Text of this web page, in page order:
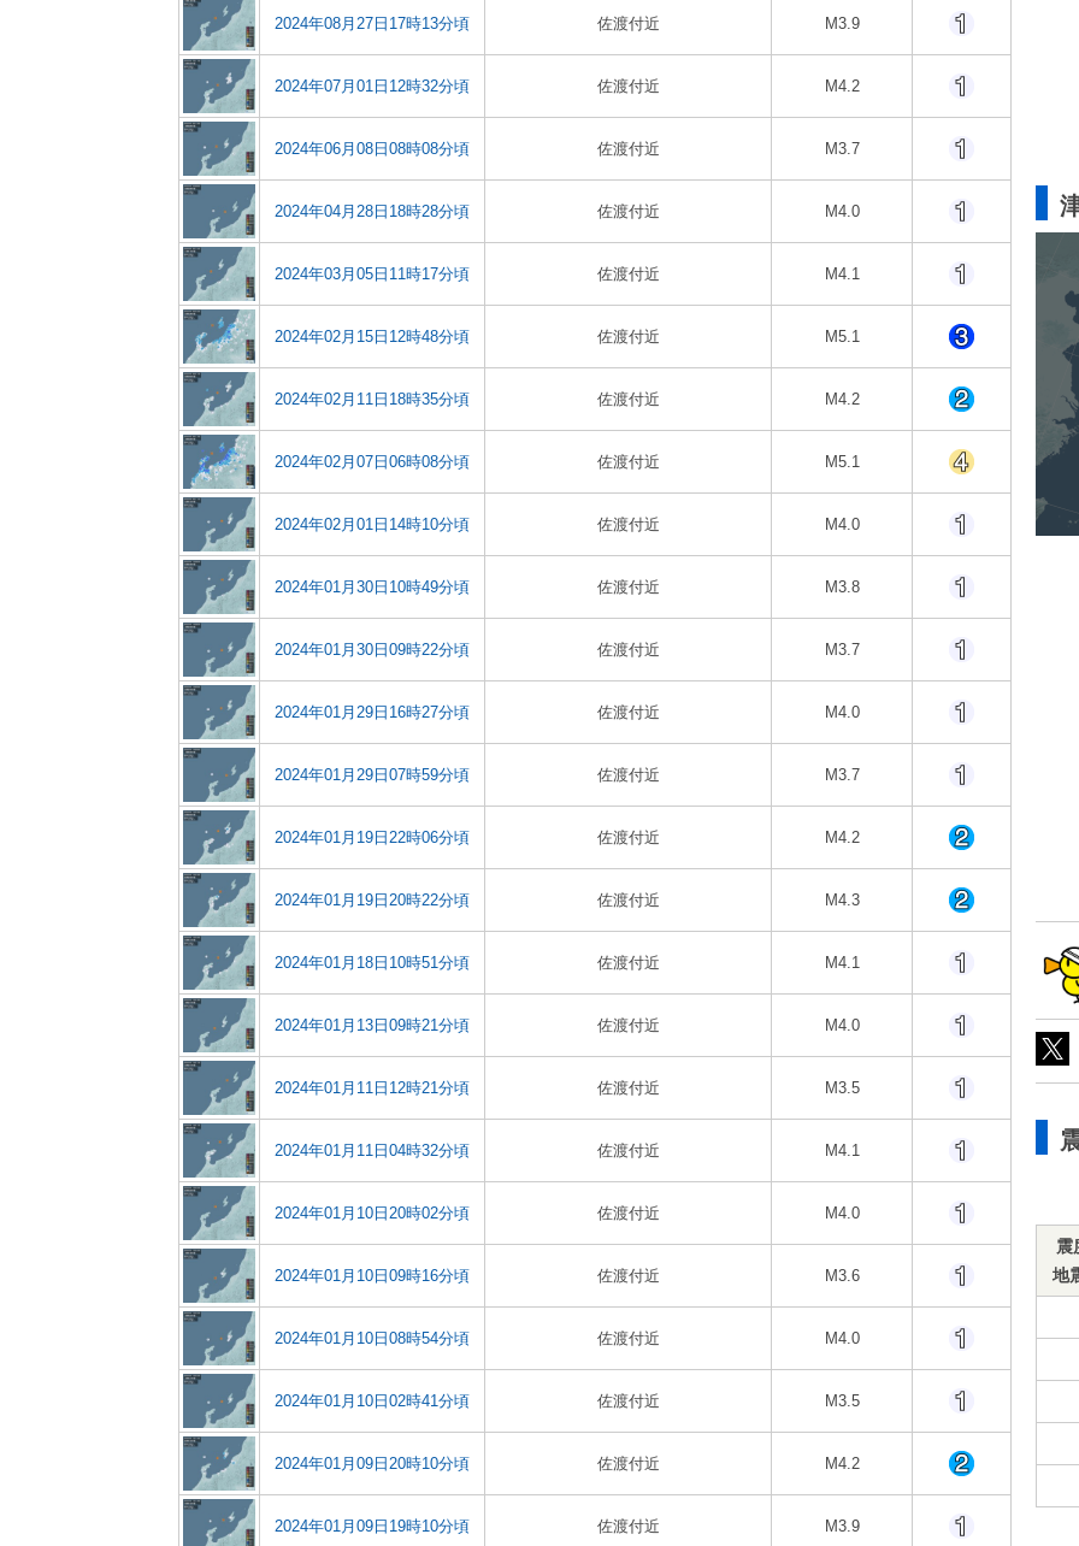
2024年08月27日17時13分頃 佐渡付近 M3.9
2024年07月01日12時32分頃 佐渡付近 M4.2
2024年06月08日08時08分頃 佐渡付近 M3.7
2024年04月28日18時28分頃 佐渡付近 M4.0
2024年03月05日11時17分頃 佐渡付近 M4.1
2024年02月15日12時48分頃 佐渡付近 M5.1
2024年02月11日18時35分頃 佐渡付近 M4.2
2024年02月07日06時08分頃 佐渡付近 M5.1
2024年02月01日14時10分頃 佐渡付近 M4.0
2024年01月30日10時49分頃 佐渡付近 M3.8
2024年01月30日09時22分頃 佐渡付近 M3.7
2024年01月29日16時27分頃 佐渡付近 M4.0
2024年01月29日07時59分頃 佐渡付近 M3.7
2024年01月19日22時06分頃 佐渡付近 M4.2
2024年01月19日20時22分頃 佐渡付近 M4.3
2024年01月18日10時51分頃 佐渡付近 M4.1
2024年01月13日09時21分頃 佐渡付近 M4.0
2024年01月11日12時21分頃 佐渡付近 M3.5
2024年01月11日04時32分頃 佐渡付近 M4.1
2024年01月10日20時02分頃 佐渡付近 M4.0
2024年01月10日09時16分頃 佐渡付近 M3.6
2024年01月10日08時54分頃 佐渡付近 M4.0
2024年01月10日02時41分頃 佐渡付近 M3.5
2024年01月09日20時10分頃 佐渡付近 M4.2
2024年01月09日19時10分頃 佐渡付近 M3.9
震
地